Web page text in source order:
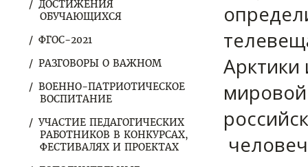
ДОСТИЖЕНИЯ
ОБУЧАЮЩИХСЯ
ФГОС-2021
РАЗГОВОРЫ О ВАЖНОМ
ВОЕННО-ПАТРИОТИЧЕСКОЕ
ВОСПИТАНИЕ
УЧАСТИЕ ПЕДАГОГИЧЕСКИХ
РАБОТНИКОВ В КОНКУРСАХ,
ФЕСТИВАЛЯХ И ПРОЕКТАХ
Арктики